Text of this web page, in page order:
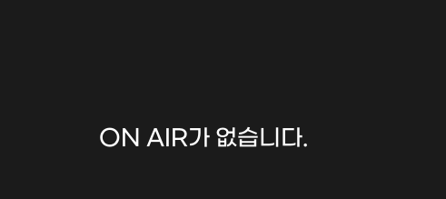
ON AIR가 없습니다.